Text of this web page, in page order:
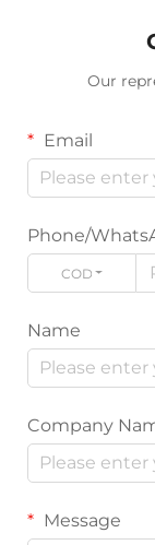
Our
Email
Phone/
CODE
Name
Company
Message